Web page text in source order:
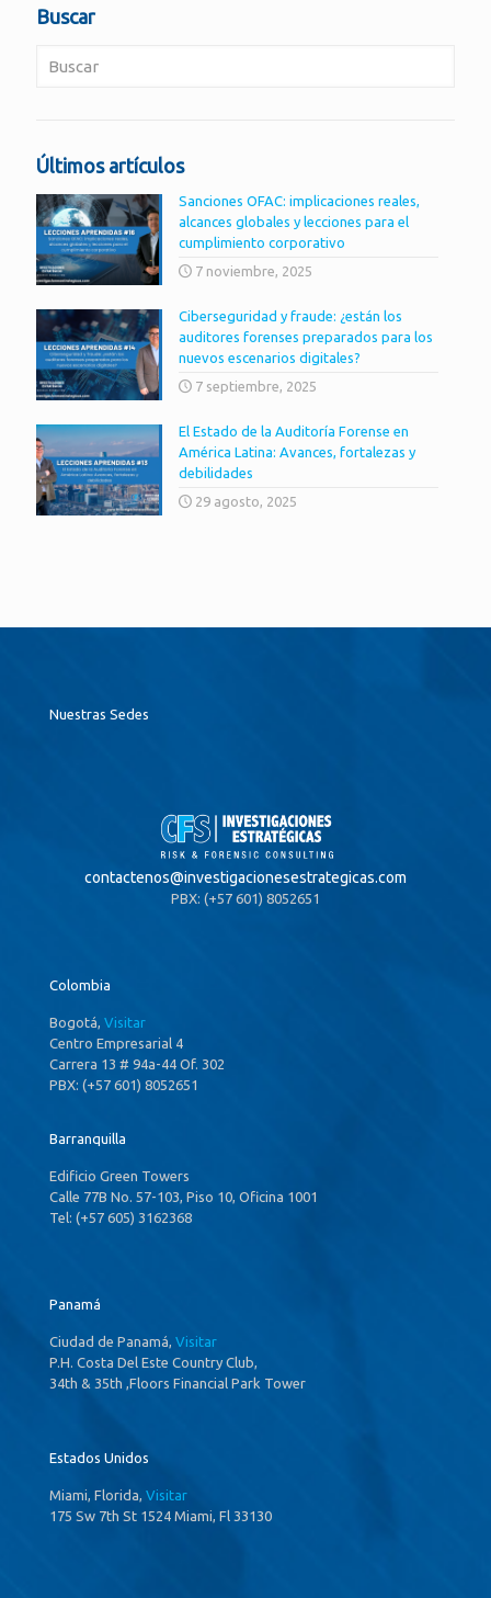
Buscar
Últimos artículos
Sanciones OFAC: implicaciones reales,
alcances globales y lecciones para el
cumplimiento corporativo
7 noviembre, 2025
Ciberseguridad y fraude: ¿están los
auditores forenses preparados para los
nuevos escenarios digitales?
7 septiembre, 2025
El Estado de la Auditoría Forense en
América Latina: Avances, fortalezas y
debilidades
29 agosto, 2025
Nuestras Sedes
contactenos@investigacionesestrategicas.com
PBX: (+57 601) 8052651
Colombia
Bogotá, Visitar
Centro Empresarial 4
Carrera 13 # 94a-44 Of. 302
PBX: (+57 601) 8052651
Barranquilla
Edificio Green Towers
Calle 77B No. 57-103, Piso 10, Oficina 1001
Tel: (+57 605) 3162368
Panamá
Ciudad de Panamá, Visitar
P.H. Costa Del Este Country Club,
34th & 35th ,Floors Financial Park Tower
Estados Unidos
Miami, Florida, Visitar
175 Sw 7th St 1524 Miami, Fl 33130